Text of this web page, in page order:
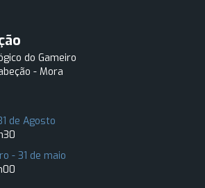
do Gameiro
- Mora
de Agosto
- 31 de maio